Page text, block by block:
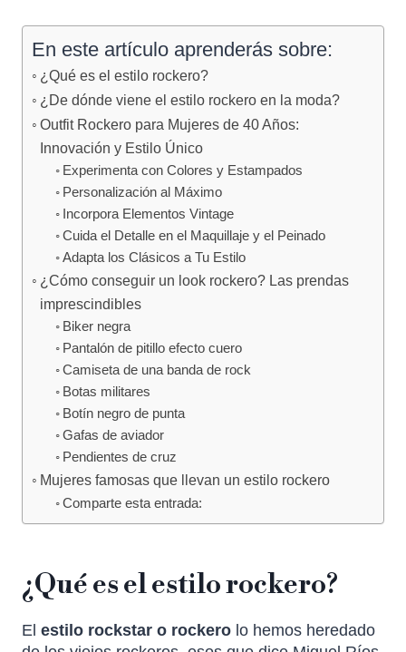
En este artículo aprenderás sobre:
¿Qué es el estilo rockero?
¿De dónde viene el estilo rockero en la moda?
Outfit Rockero para Mujeres de 40 Años:
Innovación y Estilo Único
Experimenta con Colores y Estampados
Personalización al Máximo
Incorpora Elementos Vintage
Cuida el Detalle en el Maquillaje y el Peinado
Adapta los Clásicos a Tu Estilo
¿Cómo conseguir un look rockero? Las prendas
imprescindibles
Biker negra
Pantalón de pitillo efecto cuero
Camiseta de una banda de rock
Botas militares
Botín negro de punta
Gafas de aviador
Pendientes de cruz
Mujeres famosas que llevan un estilo rockero
Comparte esta entrada:
¿Qué es el estilo rockero?
El estilo rockstar o rockero lo hemos heredado